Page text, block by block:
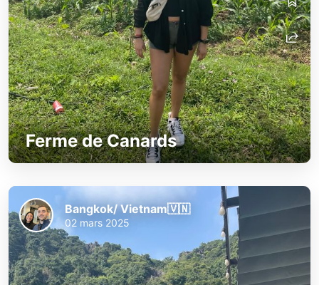
Ferme de Canards
Bangkok/ Vietnam🇻🇳
02 mars 2025